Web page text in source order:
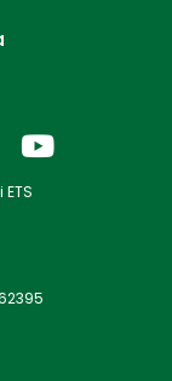
Y
b